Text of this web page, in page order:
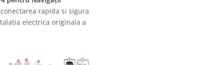
rapida si sigura
electrica originala a